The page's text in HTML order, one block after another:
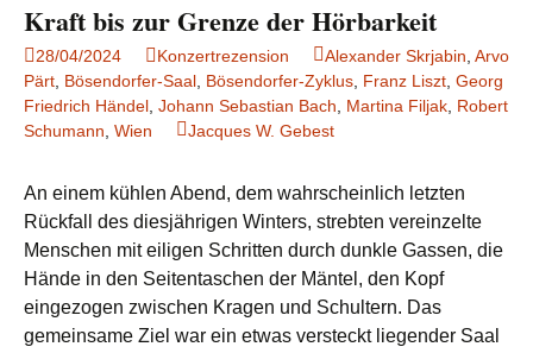
Kraft bis zur Grenze der Hörbarkeit
28/04/2024 Konzertrezension Alexander Skrjabin Arvo
Pärt Bösendorfer-Saal Bösendorfer-Zyklus Franz Liszt Georg
Friedrich Händel Johann Sebastian Bach Martina Filjak Robert
Schumann Wien Jacques W. Gebest
An einem kühlen Abend, dem wahrscheinlich letzten
Rückfall des diesjährigen Winters, strebten vereinzelte
Menschen mit eiligen Schritten durch dunkle Gassen, die
Hände in den Seitentaschen der Mäntel, den Kopf
eingezogen zwischen Kragen und Schultern. Das
gemeinsame Ziel war ein etwas versteckt liegender Saal